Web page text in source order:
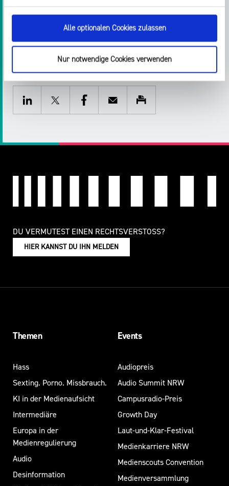
Alle optionalen Cookies zulassen
Nur notwendige Cookies verwenden
Teilen:
Twitter Facebook
DU VERMUTEST EINEN RECHTSVERSTOSS?
HIER KANNST DU IHN MELDEN
Themen
Hass
Sexting. Porno. Missbrauch.
KI in der Medienaufsicht
Intermediäre
Europa in der
Medienregulierung
Audio
Desinformation
Events
Audiopreis
Audio Summit NRW
Campusradio-Preis
Growth Day
Laut-und-Klar-Festival
Medienkarriere NRW
Medienscouts Convention
Medienversammlung